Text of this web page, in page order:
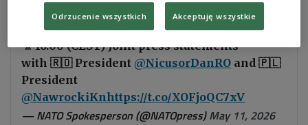
Poland
🎥 16:00 (CEST) Joint press statements
with 🇷🇴 President @NicusorDanRO and 🇵🇱
President
@NawrockiKnhttps://t.co/XOFjoQC7xV
— NATO Spokesperson (@NATOpress)May 11, 2026
Odrzucenie wszystkich Akceptuję wszystkie